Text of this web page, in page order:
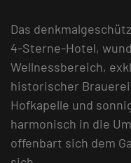
Das
4-Sterne-Hotel,
Wellnessbereich,
historischer
Hofkapelle und
harmonisch in die
offenbart sich dem